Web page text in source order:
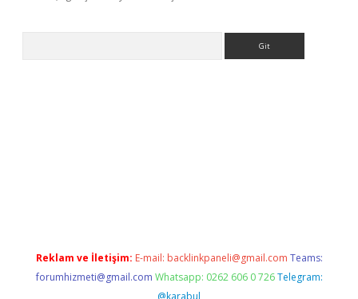
Reklam ve İletişim: E-mail: backlinkpaneli@gmail.com Teams:
forumhizmeti@gmail.com Whatsapp: 0262 606 0 726 Telegram:
@karabul